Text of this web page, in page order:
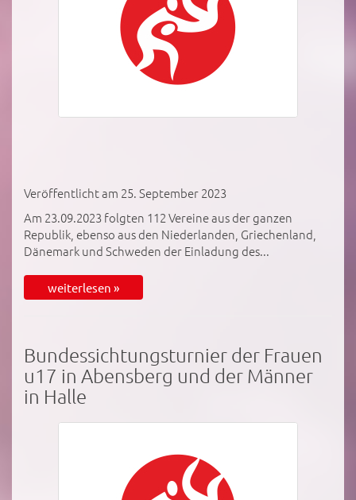
Veröffentlicht am 25. September 2023
Am 23.09.2023 folgten 112 Vereine aus der ganzen
Republik, ebenso aus den Niederlanden, Griechenland,
Dänemark und Schweden der Einladung des...
weiterlesen »
Bundessichtungsturnier der Frauen
u17 in Abensberg und der Männer
in Halle